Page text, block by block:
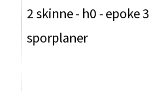
2 skinne - h0 - epoke
sporplaner